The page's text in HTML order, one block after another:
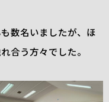
数名いましたが、ほ
合う方々でした。